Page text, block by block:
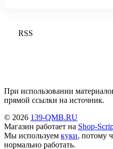
RSS
При использовании
прямой ссылки на источник.
© 2026 139-QMB.RU
Магазин работает на Shop-
Мы используем куки, потому
нормально работать.